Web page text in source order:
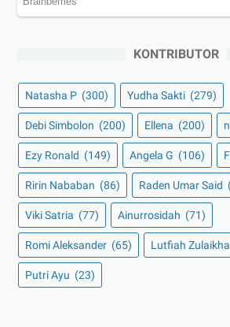
KONTRIBUTOR
Natasha P (300) Yudha Sakti (279)
Debi Simbolon (200) Ellena (200)
Ezy Ronald (149) Angela G (106)
Ririn Nababan (86) Raden Umar Said
Viki Satria (77) Ainurrosidah (71)
Romi Aleksander (65) Lutfiah Zulaikha
Putri Ayu (23)